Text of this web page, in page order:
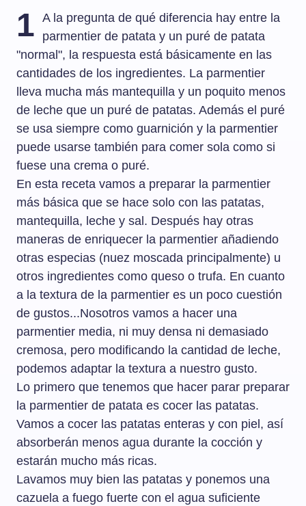
1
A la pregunta de qué diferencia hay entre la
parmentier de patata y un puré de patata
"normal", la respuesta está básicamente en las
cantidades de los ingredientes. La parmentier
lleva mucha más mantequilla y un poquito menos
de leche que un puré de patatas. Además el puré
se usa siempre como guarnición y la parmentier
puede usarse también para comer sola como si
fuese una crema o puré.
En esta receta vamos a preparar la parmentier
más básica que se hace solo con las patatas,
mantequilla, leche y sal. Después hay otras
maneras de enriquecer la parmentier añadiendo
otras especias (nuez moscada principalmente) u
otros ingredientes como queso o trufa. En cuanto
a la textura de la parmentier es un poco cuestión
de gustos...Nosotros vamos a hacer una
parmentier media, ni muy densa ni demasiado
cremosa, pero modificando la cantidad de leche,
podemos adaptar la textura a nuestro gusto.
Lo primero que tenemos que hacer parar preparar
la parmentier de patata es cocer las patatas.
Vamos a cocer las patatas enteras y con piel, así
absorberán menos agua durante la cocción y
estarán mucho más ricas.
Lavamos muy bien las patatas y ponemos una
cazuela a fuego fuerte con el agua suficiente